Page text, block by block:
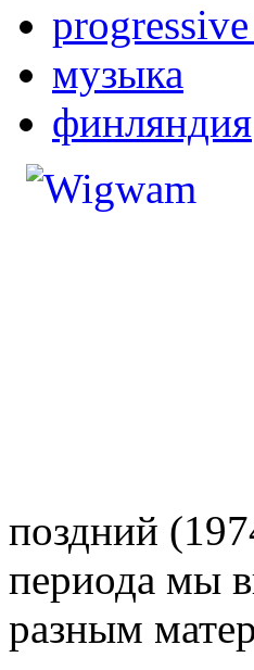
музыка
финляндия
поздний
периода мы
разным